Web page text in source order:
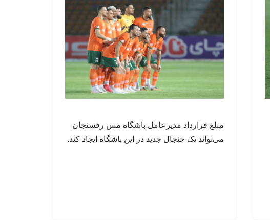
مبلغ قرارداد مدیرعامل باشگاه مس رفسنجان
می‌تواند یک جنجال جدید در این باشگاه ایجاد کند.